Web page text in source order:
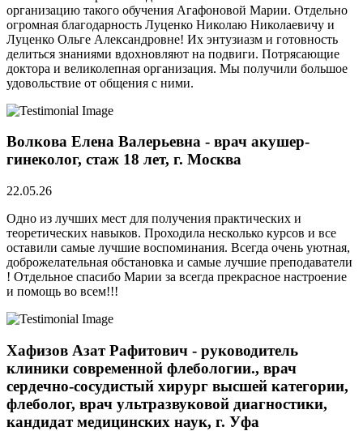
организацию такого обучения Агафоновой Марии. Отдельно
огромная благодарность Луценко Николаю Николаевичу и
Луценко Ольге Александровне! Их энтузиазм и готовность
делиться знаниями вдохновляют на подвиги. Потрясающие
доктора и великолепная организация. Мы получили большое
удовольствие от общения с ними.
Волкова Елена Валерьевна - врач акушер-
гинеколог, стаж 18 лет, г. Москва
22.05.26
Одно из лучших мест для получения практических и
теоретических навыков. Проходила несколько курсов и все
оставили самые лучшие воспоминания. Всегда очень уютная,
доброжелательная обстановка и самые лучшие преподаватели
! Отдельное спасибо Марии за всегда прекрасное настроение
и помощь во всем!!!
Хафизов Азат Рафитович - руководитель
клиники современной флебологии., врач
сердечно-сосудистый хирург высшей категории,
флеболог, врач ультразвуковой диагностики,
кандидат медицинских наук, г. Уфа